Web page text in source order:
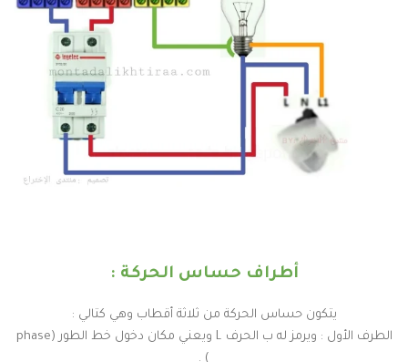
أطراف حساس الحركة :
يتكون حساس الحركة من ثلاثة أقطاب وهي كتالي :
الطرف الأول : ويرمز له ب الحرف L ويعني مكان دخول خط الطور (phase
) .